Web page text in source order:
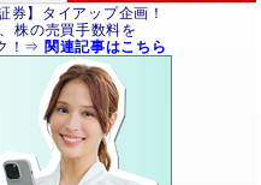
券】タイアップ企画！
株の売買手数料を
！⇒ 関連記事はこちら